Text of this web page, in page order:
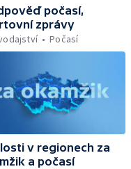
počasí,
zprávy
Počasí
v regionech za
a počasí